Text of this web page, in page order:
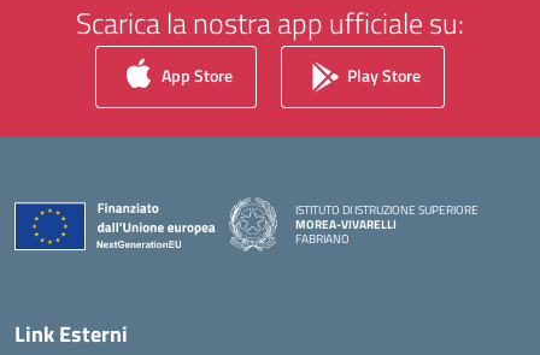
Scarica la nostra app ufficiale su:
App Store Play Store
ISTITUTO DI ISTRUZIONE SUPERIORE
MOREA-VIVARELLI
FABRIANO
Link Esterni